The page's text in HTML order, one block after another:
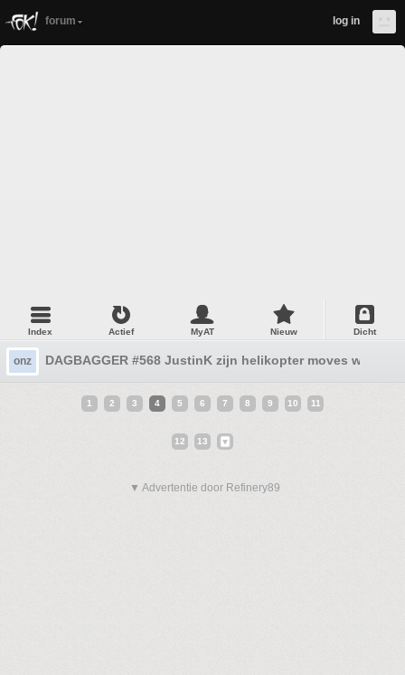
forum log in
Index Actief MyAT Nieuw Dicht
onz DAGBAGGER #568 JustinK zijn helikopter moves worden
1 2 3 4 5 6 7 8 9 10 11
12 13
▼ Advertentie door Refinery89